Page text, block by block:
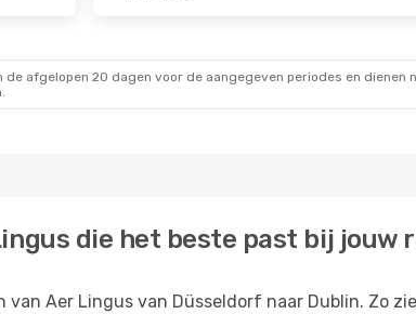
de afgelopen 20 dagen voor de aangegeven periodes en
die het beste past bij jouw
van Aer Lingus van Düsseldorf naar Dublin. Zo